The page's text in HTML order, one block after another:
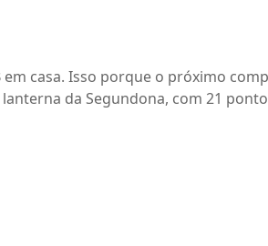
casa. Isso porque o próximo
da Segundona, com 21